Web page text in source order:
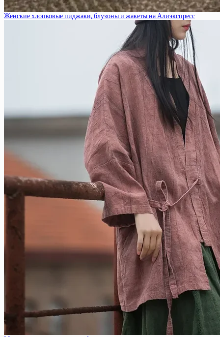
Женские хлопковые пиджаки, блузоны и жакеты на Алиэкспресс